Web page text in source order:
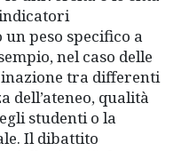
peso specifico a
nel caso delle
tra differenti
dell’ateneo, qualità
studenti o la
Il dibattito